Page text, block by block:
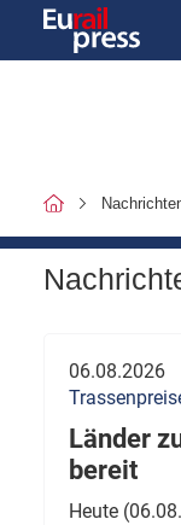
06.08.2026
Länder
bereit
Heute